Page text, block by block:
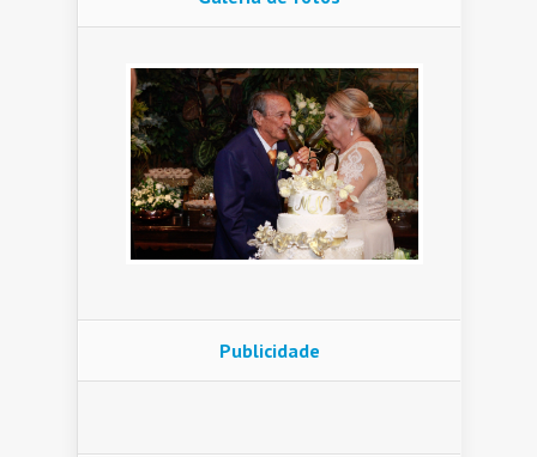
Publicidade